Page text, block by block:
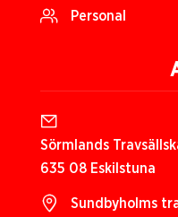
Personal
Sörmlands
635 08 Eskilstuna
Sundbyholms